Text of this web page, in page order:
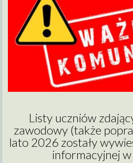
Listy uczniów
zawodowy (także
lato 2026 zostały
informacyjnej w